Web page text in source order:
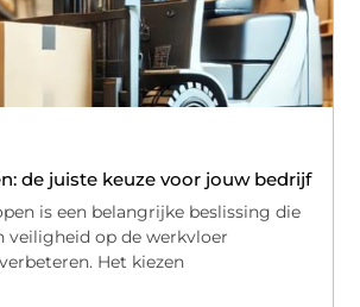
de juiste keuze voor jouw bedrijf
is een belangrijke beslissing die
veiligheid op de werkvloer
Het kiezen